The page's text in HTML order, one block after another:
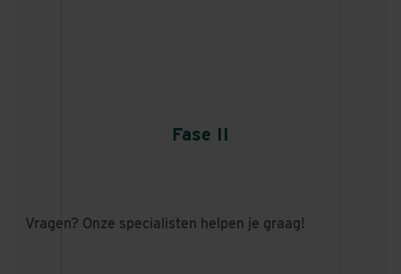
Fase II
Vragen? Onze specialisten helpen je graag!